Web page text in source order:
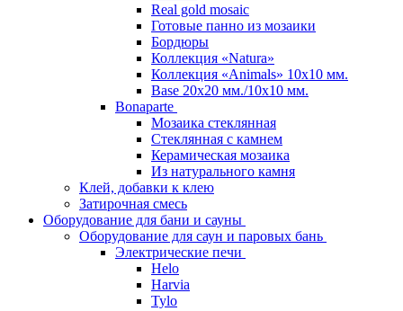
Real gold mosaic
Готовые панно из мозаики
Бордюры
Коллекция «Natura»
Коллекция «Animals» 10х10 мм.
Base 20x20 мм./10х10 мм.
Bonaparte
Мозаика стеклянная
Стеклянная с камнем
Керамическая мозаика
Из натурального камня
Клей, добавки к клею
Затирочная смесь
Оборудование для бани и сауны
Оборудование для саун и паровых бань
Электрические печи
Helo
Harvia
Tylo